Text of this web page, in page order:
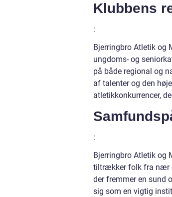
Klubbens
:
Bjerringbro Atletik og
ungdoms- og
på både regional og
af talenter og den
atletikkonkurrencer,
:
Bjerringbro Atletik og
tiltrækker folk fra nær
der fremmer en sund
sig som en vigtig